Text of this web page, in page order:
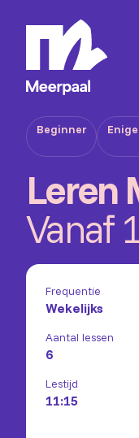
Beginner
Leren
Vanaf
Frequentie
Wekelijks
Aantal lessen
6
Lestijd
11:15